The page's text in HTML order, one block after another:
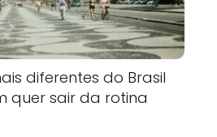
diferentes do Brasil
quer sair da rotina